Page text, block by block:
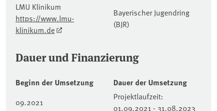
LMU Klinikum
https://www.lmu-
klinikum.de
Bayerischer Jugendring
(BJR)
Dauer und Finanzierung
Beginn der Umsetzung
09.2021
Dauer der Umsetzung
Projektlaufzeit:
01.09.2021 - 31.08.2023